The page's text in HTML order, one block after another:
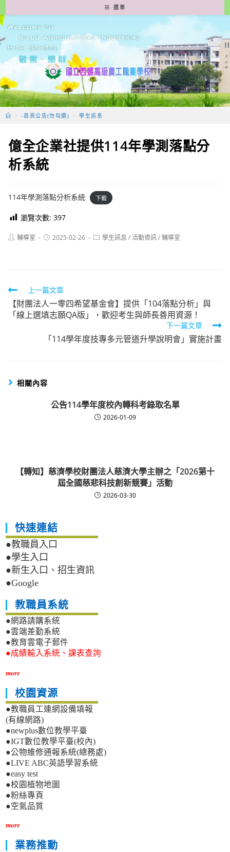
轉
至
要
容
選單
> -首頁公告(勿勾選) > 學生訊息
億全企業社提供114年學測落點分
析系統
114年學測落點分析系統 下載
瀏覽次數: 397
Post輔導室
Post2025-02-26
Post學生訊息 /活動資訊/輔導室
Read
more
articles
上一篇文章
【財團法人一零四希望基金會】提供「104落點分析」與
「線上選填志願QA版」，歡迎考生與師長善用資源！
下一篇文章
「114學年度技專多元管道升學說明會」實施計畫
相關內容
公告114學年度校內轉科考錄取名單
2026-01-09
【轉知】慈濟學校財團法人慈濟大學主辦之「2026第十
屆全國慈悲科技創新競賽」活動
2026-03-30
快速連結
●教職員入口
●學生入口
●新生入口、招生資訊
●Google
教職員系統
●網路請購系統
●雲端差勤系統
●教育雲電子郵件
●成績輸入系統、課表查詢
more
校園資源
●教職員工連網設備填報
(有線網路)
●newplus數位教學平臺
●IGT數位教學平臺(校內)
●公物維修通報系統(總務處)
●LIVE ABC英語學習系統
●easy test
●校園植物地圖
●粉絲專頁
●空氣品質
more
業務推動